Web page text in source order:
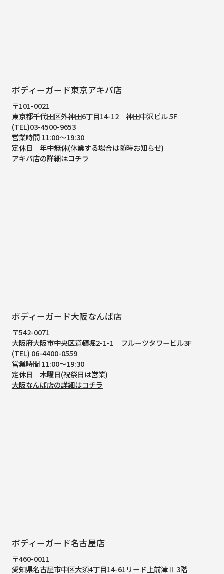
ボディーガード東京アキバ店
〒101-0021
東京都千代田区外神田6丁目14-12 神田中沢ビル 5F
(TEL)03-4500-9653
営業時間 11:00～19:30
定休日 年中無休(休業する場合は随時お知らせ)
アキバ店の詳細はコチラ
ボディーガード大阪なんば店
〒542-0071
大阪府大阪市中央区道頓堀2-1-1
フルーツタワービル3F
(TEL) 06-4400-0559
営業時間 11:00～19:30
定休日 木曜日(祝祭日は営業)
大阪なんば店の詳細はコチラ
ボディーガード名古屋店
〒460-0011
愛知県名古屋市中区大須4丁目14-61リード上前津Ⅱ 3階